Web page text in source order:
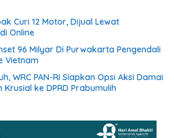
Curi 12 Motor, Dijual Lewat
Online
96 Milyar Di Purwakarta Pengendali
Vietnam
WRC PAN-RI Siapkan Opsi Aksi Damai
ke DPRD Prabumulih